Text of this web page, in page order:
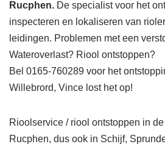
Rucphen. De specialist voor het
inspecteren en lokaliseren van
leidingen. Problemen met een
Wateroverlast? Riool ontstoppen?
Bel 0165-760289 voor het
Willebrord, Vince lost het op!
Rioolservice / riool ontstoppen in
Rucphen, dus ook in Schijf,